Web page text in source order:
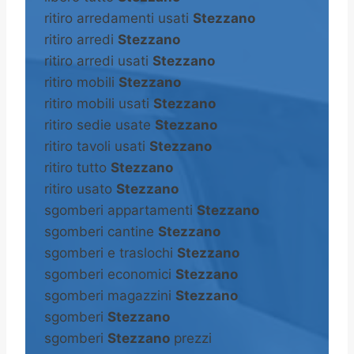
ritiro arredamenti usati Stezzano
ritiro arredi Stezzano
ritiro arredi usati Stezzano
ritiro mobili Stezzano
ritiro mobili usati Stezzano
ritiro sedie usate Stezzano
ritiro tavoli usati Stezzano
ritiro tutto Stezzano
ritiro usato Stezzano
sgomberi appartamenti Stezzano
sgomberi cantine Stezzano
sgomberi e traslochi Stezzano
sgomberi economici Stezzano
sgomberi magazzini Stezzano
sgomberi Stezzano
sgomberi Stezzano prezzi